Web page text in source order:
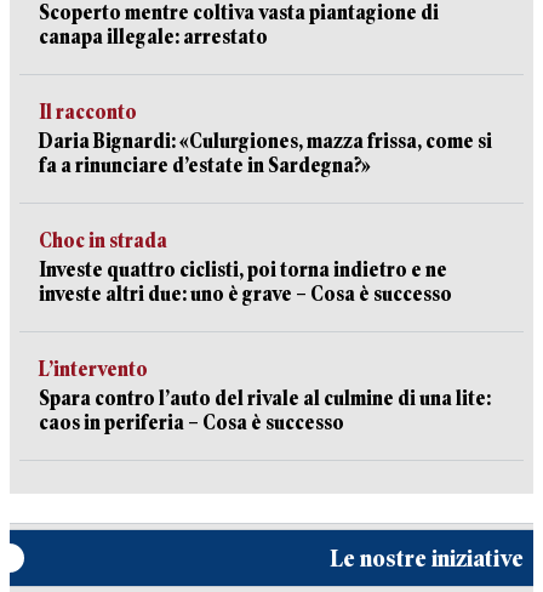
Scoperto mentre coltiva vasta piantagione di
canapa illegale: arrestato
Il racconto
Daria Bignardi: «Culurgiones, mazza frissa, come si
fa a rinunciare d’estate in Sardegna?»
Choc in strada
Investe quattro ciclisti, poi torna indietro e ne
investe altri due: uno è grave – Cosa è successo
L’intervento
Spara contro l’auto del rivale al culmine di una lite:
caos in periferia – Cosa è successo
Le nostre iniziative